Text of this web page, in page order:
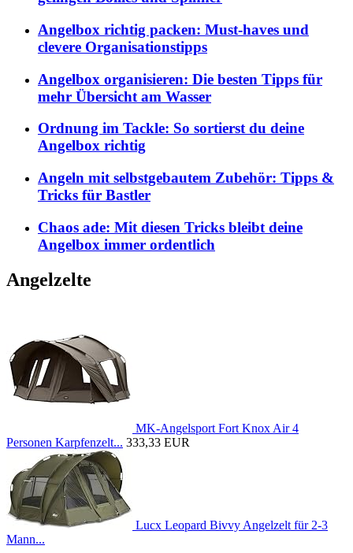
Angelbox richtig packen: Must-haves und
clevere Organisationstipps
Angelbox organisieren: Die besten Tipps für
mehr Übersicht am Wasser
Ordnung im Tackle: So sortierst du deine
Angelbox richtig
Angeln mit selbstgebautem Zubehör: Tipps &
Tricks für Bastler
Chaos ade: Mit diesen Tricks bleibt deine
Angelbox immer ordentlich
Angelzelte
MK-Angelsport Fort Knox Air 4
Personen Karpfenzelt... 333,33 EUR
Lucx Leopard Bivvy Angelzelt für 2-3
Mann...